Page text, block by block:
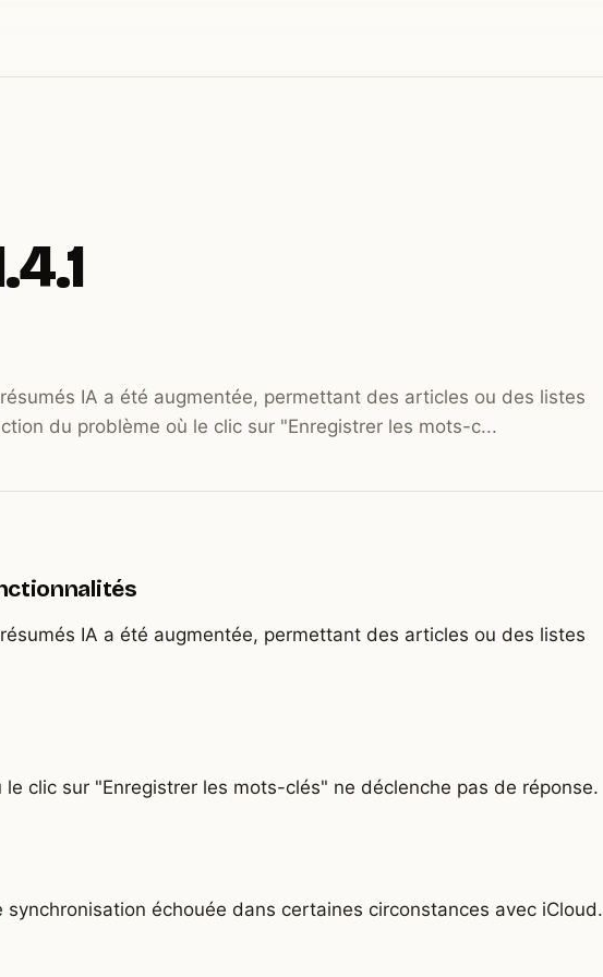
IA a été augmentée, permettant des articles ou des listes
du problème où le clic sur "Enregistrer les mots-c...
IA a été augmentée, permettant des articles ou des listes
clic sur "Enregistrer les mots-clés" ne déclenche pas de réponse.
échouée dans certaines circonstances avec iCloud.